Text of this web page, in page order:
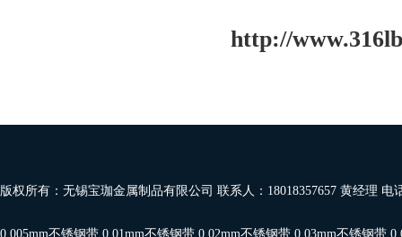
http://
版权所有：无锡宝珈金属制品有限公司 联系人：18018357657 黄经理
0.005mm不锈钢带,0.01mm不锈钢带,0.02mm不锈钢带,0.03mm不锈钢带,